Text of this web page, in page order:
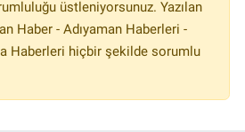
üstleniyorsunuz. Yazılan
Haber - Adıyaman Haberleri -
Haberleri hiçbir şekilde sorumlu